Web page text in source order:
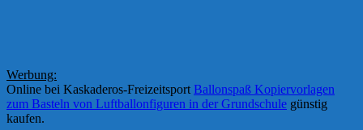
Werbung:
Online bei Kaskaderos-Freizeitsport Ballonspaß Kopiervorlagen
zum Basteln von Luftballonfiguren in der Grundschule günstig
kaufen.